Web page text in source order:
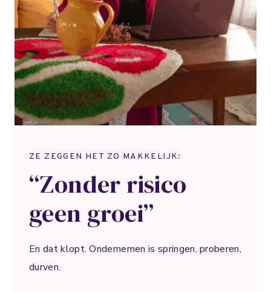
ZE ZEGGEN HET ZO MAKKELIJK:
“Zonder risico
geen groei”
En dat klopt. Ondernemen is springen, proberen,
durven.⁣ ⁣